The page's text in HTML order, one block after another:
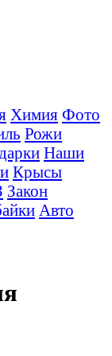
Химия Фото
Рожи
Наши
Крысы
Закон
Авто